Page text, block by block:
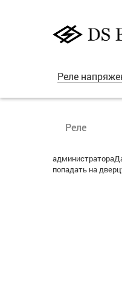
Реле
Реле
попадать на